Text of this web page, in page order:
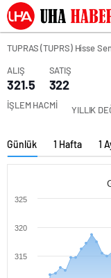
TUPRAS (TUPRS) Hisse
ALIŞ
321.5
SATIŞ
322
İŞLEM HACMİ YILLIK
Günlük 1 Hafta 1
315
320
325